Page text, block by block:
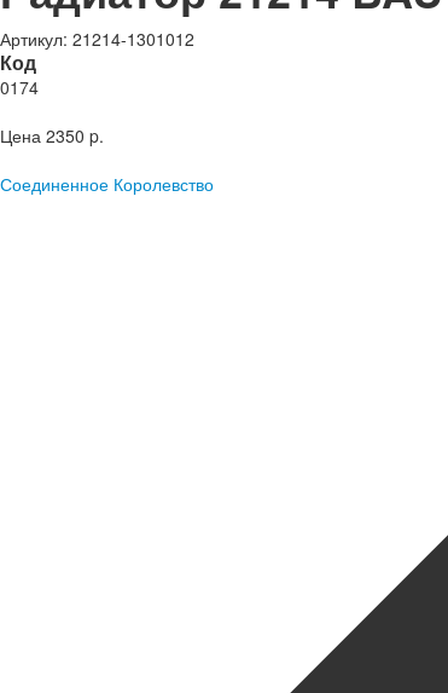
Артикул: 21214-1301012
Код
0174
Цена 2350 p.
Соединенное Королевство